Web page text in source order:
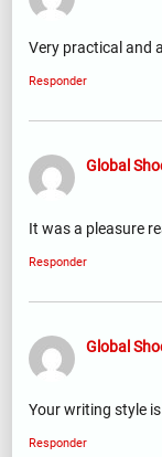
Very practical and
Responder
Global
It was a pleasure
Responder
Global
Your writing style
Responder